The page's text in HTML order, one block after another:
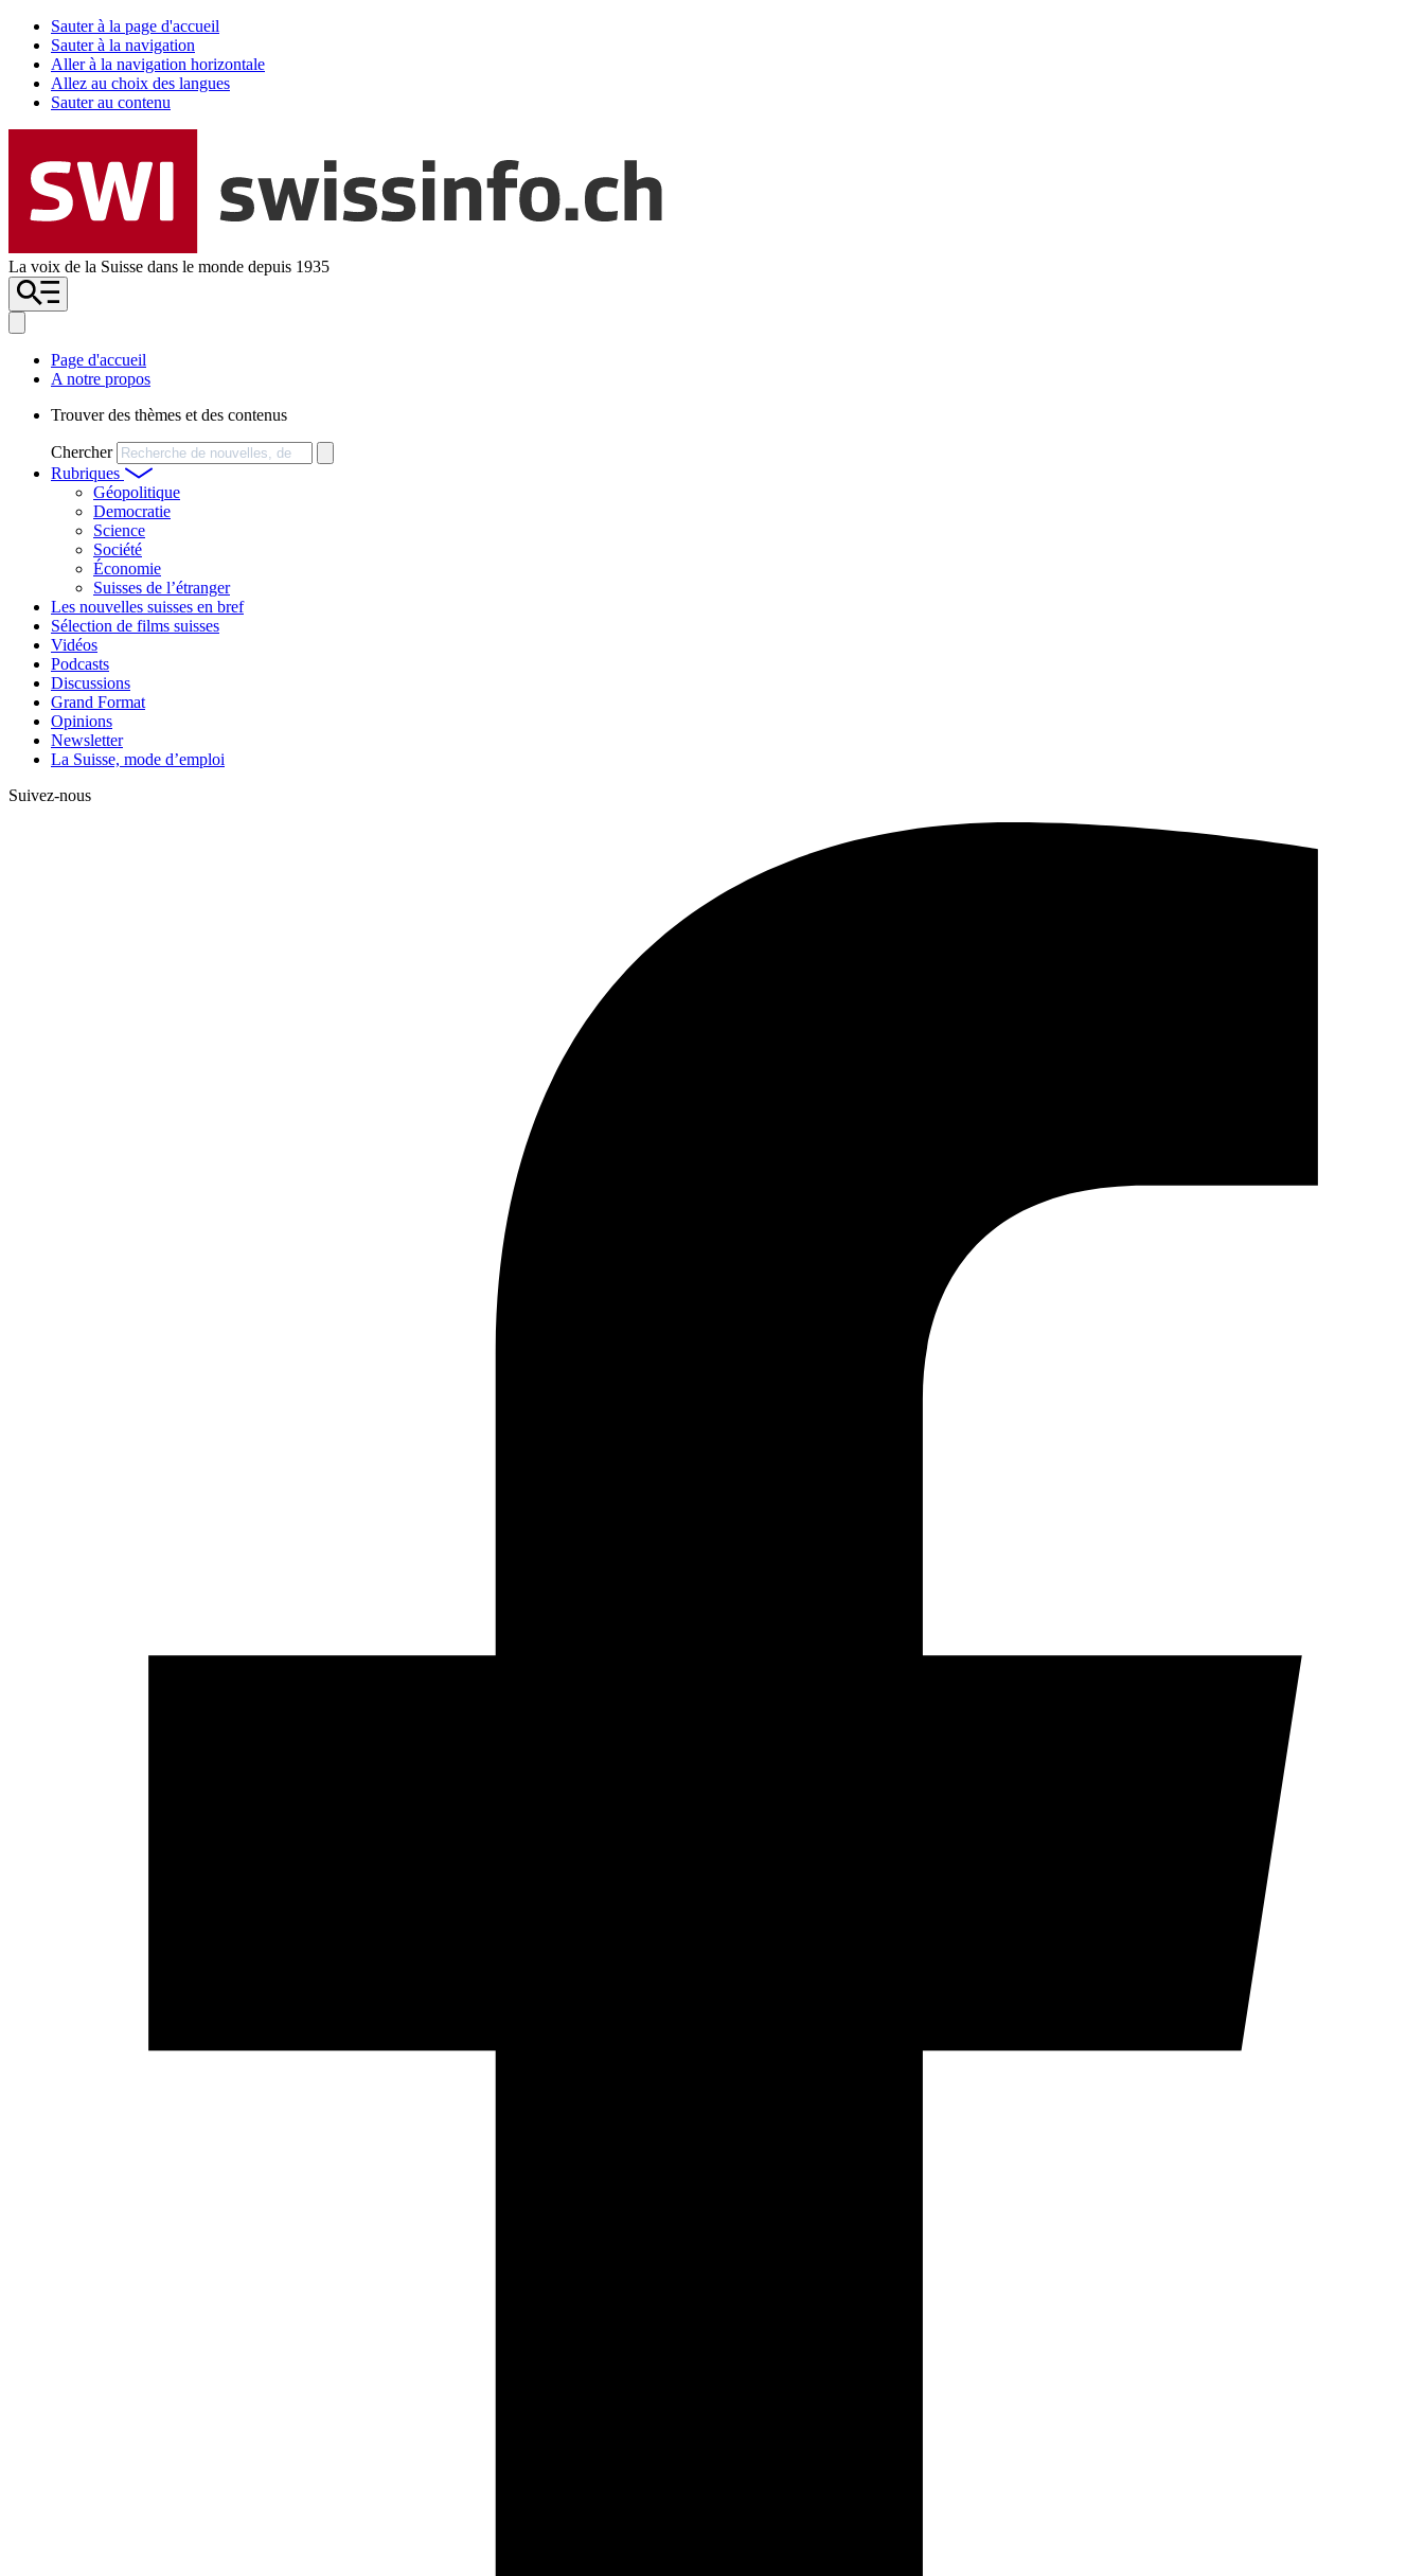
Sauter à la page d'accueil
Sauter à la navigation
Aller à la navigation horizontale
Allez au choix des langues
Sauter au contenu
La voix de la Suisse dans le monde depuis 1935
Page d'accueil
A notre propos
Trouver des thèmes et des contenus
Chercher
Rubriques
Géopolitique
Democratie
Science
Société
Économie
Suisses de l’étranger
Les nouvelles suisses en bref
Sélection de films suisses
Vidéos
Podcasts
Discussions
Grand Format
Opinions
Newsletter
La Suisse, mode d’emploi
Suivez-nous